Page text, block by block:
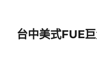
台中美式FUE